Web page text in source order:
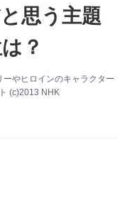
思う主題
？
やヒロインのキャラクター
(c)2013 NHK